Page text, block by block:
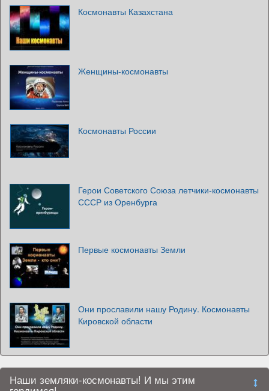
Космонавты Казахстана
Женщины-космонавты
Космонавты России
Герои Советского Союза летчики-космонавты
СССР из Оренбурга
Первые космонавты Земли
Они прославили нашу Родину. Космонавты
Кировской области
Наши земляки-космонавты! И мы этим